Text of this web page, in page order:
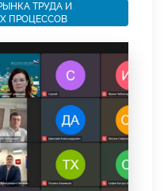
ТРУДА И
ПРОЦЕССОВ